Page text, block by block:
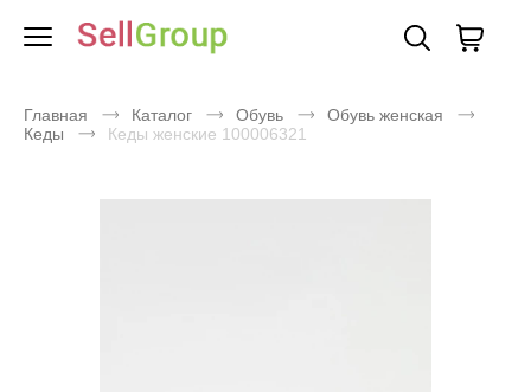
Главная Каталог Обувь
Обувь женская
Кеды
Кеды женские 100006321